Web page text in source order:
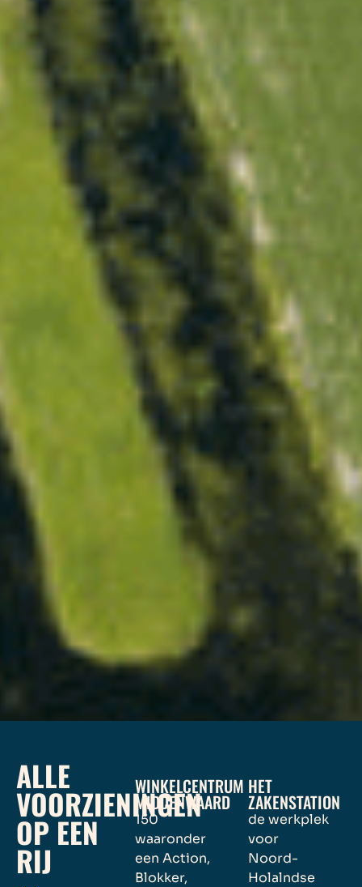
ALLE
VOORZIENINGEN
OP EEN
RIJ
WINKELCENTRUM
MIDDENWAARD
150
waaronder
een Action,
Blokker,
HET
ZAKENSTATION
de werkplek
voor
Noord-
Holalndse